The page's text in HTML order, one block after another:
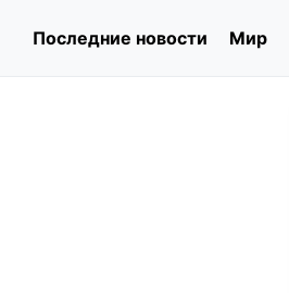
Последние новости Мир